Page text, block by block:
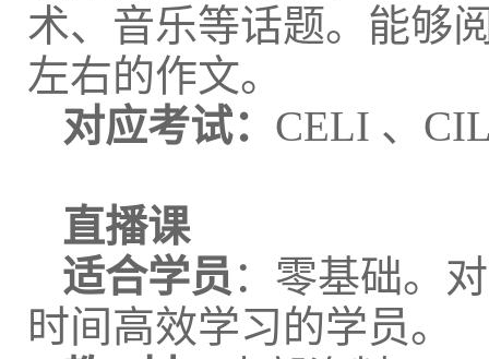
术、音乐等话题。能够
左右的作文。
对应考试： CELI 、
直播课
适合学员 ：零基础。
时间高效学习的学员。